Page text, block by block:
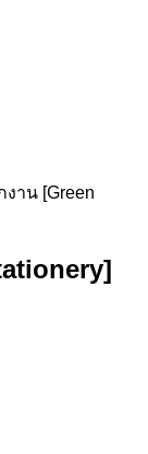
งาน [Green